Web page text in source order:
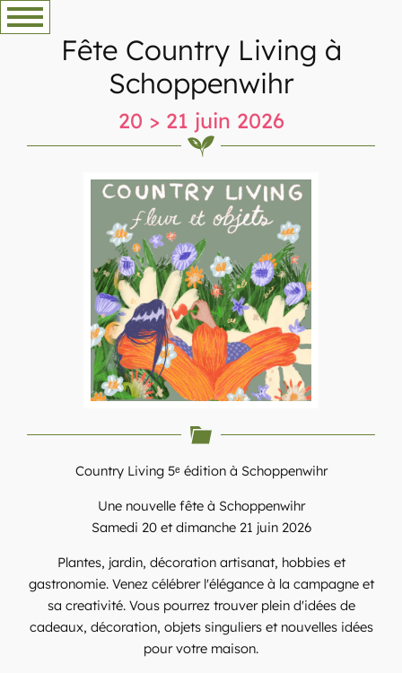
Aller
au
Fête Country Living à
Schoppenwihr
20 > 21 juin 2026
Country Living 5ᵉ édition à Schoppenwihr
Une nouvelle fête à Schoppenwihr
Samedi 20 et dimanche 21 juin 2026
Plantes, jardin, décoration artisanat, hobbies et
gastronomie. Venez célébrer l'élégance à la campagne et
sa creativité. Vous pourrez trouver plein d'idées de
cadeaux, décoration, objets singuliers et nouvelles idées
pour votre maison.